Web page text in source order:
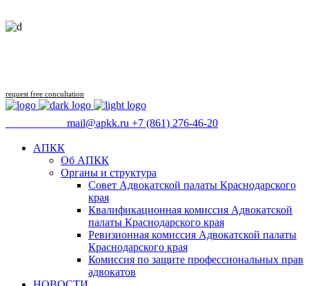
request free concultation
mail@apkk.ru +7 (861) 276-46-20
АПКК
Об АПКК
Органы и структура
Совет Адвокатской палаты Краснодарского
края
Квалификационная комиссия Адвокатской
палаты Краснодарского края
Ревизионная комиссия Адвокатской палаты
Краснодарского края
Комиссия по защите профессиональных прав
адвокатов